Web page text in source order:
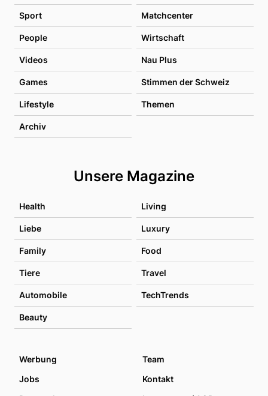
Sport Matchcenter
People Wirtschaft
Videos Nau Plus
Games Stimmen der Schweiz
Lifestyle Themen
Archiv
Unsere Magazine
Health Living
Liebe Luxury
Family Food
Tiere Travel
Automobile TechTrends
Beauty
Werbung
Team
Jobs
Kontakt